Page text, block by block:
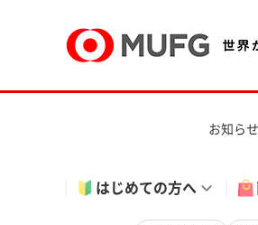
お知ら
はじめての方へ